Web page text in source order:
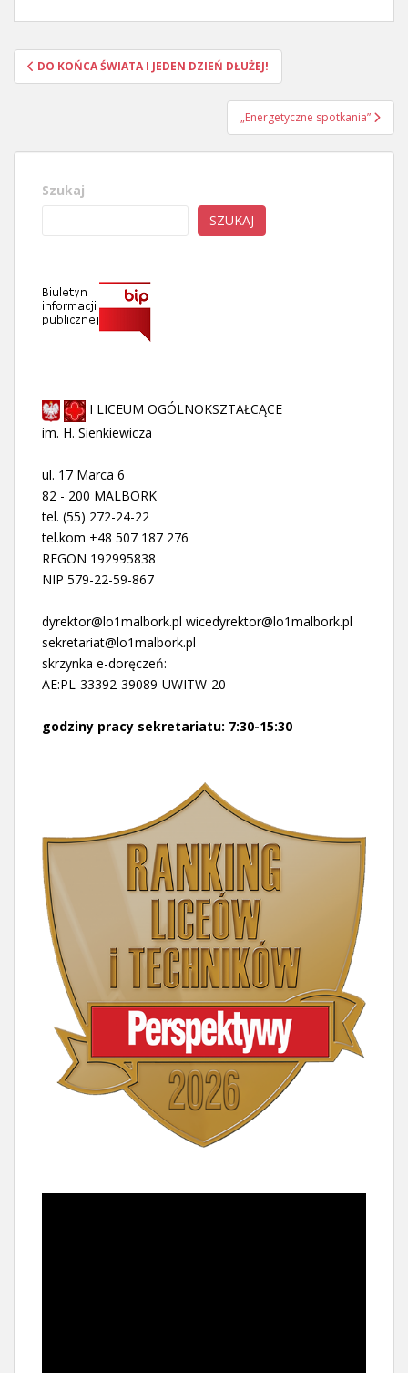
Nawigacja
wpisu
DO KOŃCA ŚWIATA I JEDEN DZIEŃ DŁUŻEJ!
„Energetyczne spotkania”
Szukaj
SZUKAJ
I LICEUM OGÓLNOKSZTAŁCĄCE
im. H. Sienkiewicza
ul. 17 Marca 6
82 - 200 MALBORK
tel. (55) 272-24-22
tel.kom +48 507 187 276
REGON 192995838
NIP 579-22-59-867
dyrektor@lo1malbork.pl wicedyrektor@lo1malbork.pl
sekretariat@lo1malbork.pl
skrzynka e-doręczeń:
AE:PL-33392-39089-UWITW-20
godziny pracy sekretariatu: 7:30-15:30